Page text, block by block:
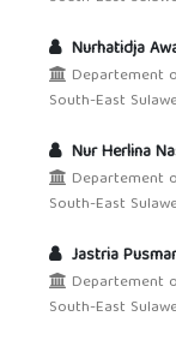
Nurhatidja
Departement
South-East
Nur Herlina
Departement
South-East
Jastria
Departement
South-East